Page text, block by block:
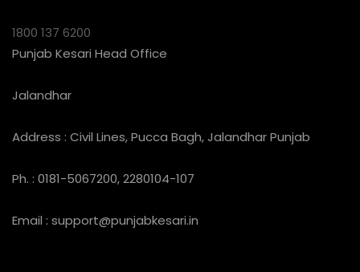
1800 137 6200
Punjab Kesari Head Office
Jalandhar
Address : Civil Lines, Pucca Bagh, Jalandhar Punjab
Ph. : 0181-5067200, 2280104-107
Email : support@punjabkesari.in